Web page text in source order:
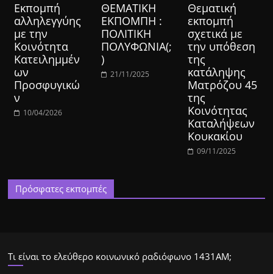
Eκπομπή
αλληλεγγύης
με την
Κοινότητα
Κατειλημμέν
ων
Προσφυγικώ
ν
10/04/2026
ΘΕΜΑΤΙΚΗ
ΕΚΠΟΜΠΗ :
ΠΟΛΙΤΙΚΗ
ΠΟΛΥΦΩΝΙΑ(;
)
21/11/2025
Θεματική
εκπομπή
σχετικά με
την υπόθεση
της
κατάληψης
Ματρόζου 45
της
Κοινότητας
Καταλήψεων
Κουκακίου
09/11/2025
Πρόσφατες εκπομπές
Τι είναι το ελεύθερο κοινωνικό ραδιόφωνο 1431ΑΜ;